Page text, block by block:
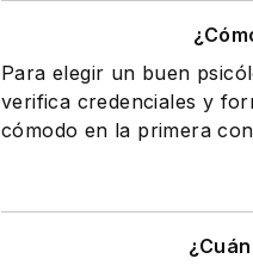
Para elegir un buen
verifica credenciales y
cómodo en la primera